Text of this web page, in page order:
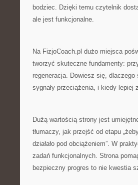
bodziec. Dzięki temu czytelnik
ale jest funkcjonalne.
Na FizjoCoach.pl dużo miejsca
tworzyć skuteczne fundamenty:
regeneracja. Dowiesz się,
sygnały przeciążenia, i kiedy
Dużą wartością strony jest
tłumaczy, jak przejść od etapu
działało pod obciążeniem”. W
zadań funkcjonalnych. Strona
bezpieczny progres to nie kwestia